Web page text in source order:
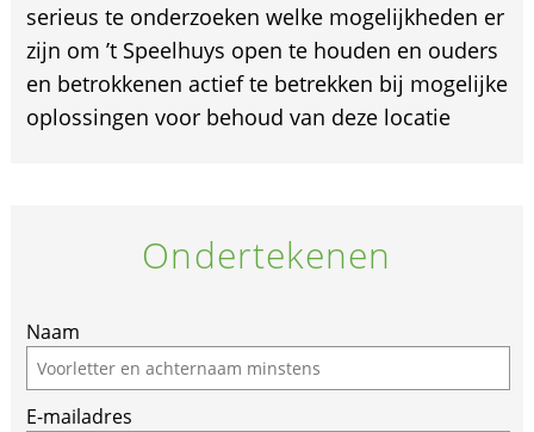
serieus te onderzoeken welke mogelijkheden er
zijn om ’t Speelhuys open te houden en ouders
en betrokkenen actief te betrekken bij mogelijke
oplossingen voor behoud van deze locatie
Ondertekenen
Naam
E-mailadres